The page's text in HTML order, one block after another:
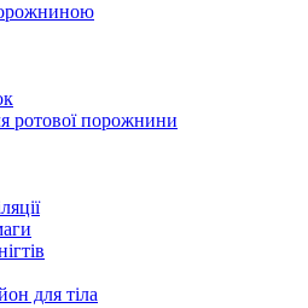
ротової порожнини
для тіла